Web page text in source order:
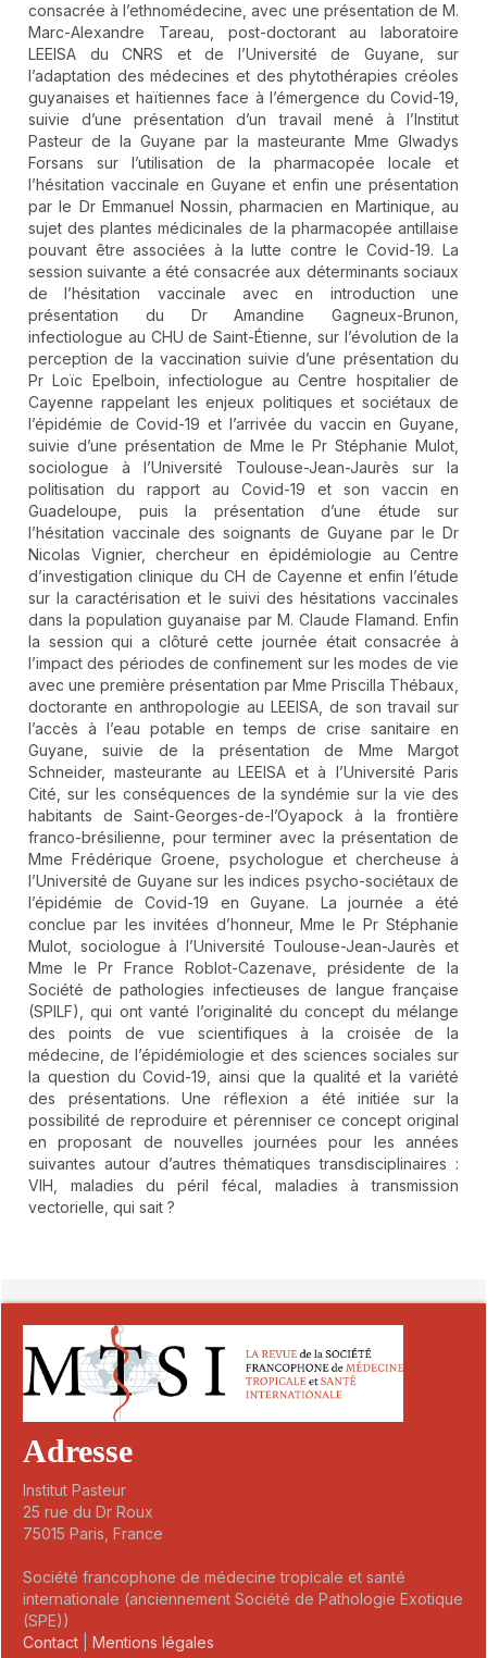
consacrée à l’ethnomédecine, avec une présentation de M.
Marc-Alexandre Tareau, post-doctorant au laboratoire
LEEISA du CNRS et de l’Université de Guyane, sur
l’adaptation des médecines et des phytothérapies créoles
guyanaises et haïtiennes face à l’émergence du Covid-19,
suivie d’une présentation d’un travail mené à l’Institut
Pasteur de la Guyane par la masteurante Mme Glwadys
Forsans sur l’utilisation de la pharmacopée locale et
l’hésitation vaccinale en Guyane et enfin une présentation
par le Dr Emmanuel Nossin, pharmacien en Martinique, au
sujet des plantes médicinales de la pharmacopée antillaise
pouvant être associées à la lutte contre le Covid-19. La
session suivante a été consacrée aux déterminants sociaux
de l’hésitation vaccinale avec en introduction une
présentation du Dr Amandine Gagneux-Brunon,
infectiologue au CHU de Saint-Étienne, sur l’évolution de la
perception de la vaccination suivie d’une présentation du
Pr Loïc Epelboin, infectiologue au Centre hospitalier de
Cayenne rappelant les enjeux politiques et sociétaux de
l’épidémie de Covid-19 et l’arrivée du vaccin en Guyane,
suivie d’une présentation de Mme le Pr Stéphanie Mulot,
sociologue à l’Université Toulouse-Jean-Jaurès sur la
politisation du rapport au Covid-19 et son vaccin en
Guadeloupe, puis la présentation d’une étude sur
l’hésitation vaccinale des soignants de Guyane par le Dr
Nicolas Vignier, chercheur en épidémiologie au Centre
d’investigation clinique du CH de Cayenne et enfin l’étude
sur la caractérisation et le suivi des hésitations vaccinales
dans la population guyanaise par M. Claude Flamand. Enfin
la session qui a clôturé cette journée était consacrée à
l’impact des périodes de confinement sur les modes de vie
avec une première présentation par Mme Priscilla Thébaux,
doctorante en anthropologie au LEEISA, de son travail sur
l’accès à l’eau potable en temps de crise sanitaire en
Guyane, suivie de la présentation de Mme Margot
Schneider, masteurante au LEEISA et à l’Université Paris
Cité, sur les conséquences de la syndémie sur la vie des
habitants de Saint-Georges-de-l’Oyapock à la frontière
franco-brésilienne, pour terminer avec la présentation de
Mme Frédérique Groene, psychologue et chercheuse à
l’Université de Guyane sur les indices psycho-sociétaux de
l’épidémie de Covid-19 en Guyane. La journée a été
conclue par les invitées d’honneur, Mme le Pr Stéphanie
Mulot, sociologue à l’Université Toulouse-Jean-Jaurès et
Mme le Pr France Roblot-Cazenave, présidente de la
Société de pathologies infectieuses de langue française
(SPILF), qui ont vanté l’originalité du concept du mélange
des points de vue scientifiques à la croisée de la
médecine, de l’épidémiologie et des sciences sociales sur
la question du Covid-19, ainsi que la qualité et la variété
des présentations. Une réflexion a été initiée sur la
possibilité de reproduire et pérenniser ce concept original
en proposant de nouvelles journées pour les années
suivantes autour d’autres thématiques transdisciplinaires :
VIH, maladies du péril fécal, maladies à transmission
vectorielle, qui sait ?
Adresse
Institut Pasteur
25 rue du Dr Roux
75015 Paris, France
Société francophone de médecine tropicale et santé
internationale (anciennement Société de Pathologie Exotique
(SPE))
Contact
Mentions légales